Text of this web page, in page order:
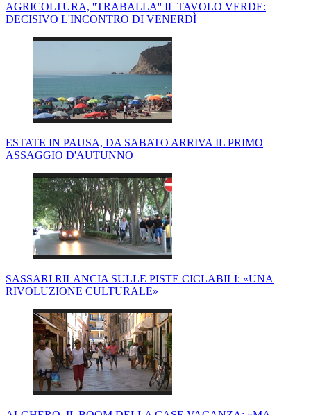
AGRICOLTURA, ''TRABALLA'' IL TAVOLO VERDE:
DECISIVO L'INCONTRO DI VENERDÌ
ESTATE IN PAUSA, DA SABATO ARRIVA IL PRIMO
ASSAGGIO D'AUTUNNO
SASSARI RILANCIA SULLE PISTE CICLABILI: «UNA
RIVOLUZIONE CULTURALE»